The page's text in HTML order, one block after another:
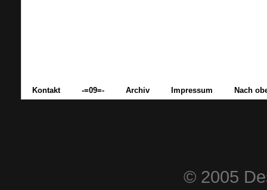
Kontakt -=09=- Archiv Impressum Nach
© 2005